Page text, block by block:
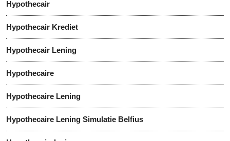
Hypothecair
Hypothecair Krediet
Hypothecair Lening
Hypothecaire
Hypothecaire Lening
Hypothecaire Lening Simulatie Belfius